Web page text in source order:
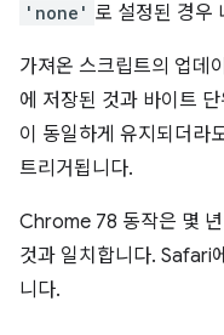
'none' 로 설정된 경우
가져온 스크립트의 업데
에 저장된 것과 바이트
이 동일하게 유지되더라
트리거됩니다.
Chrome 78 동작은 몇
것과 일치합니다. Safari
니다.